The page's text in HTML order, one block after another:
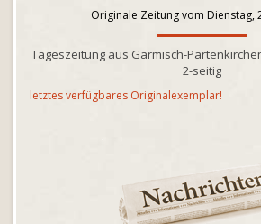
Originale Zeitung vom Dienstag,
Tageszeitung aus Garmisch-
2-seitig
letztes verfügbares Originalexemplar!